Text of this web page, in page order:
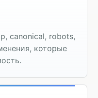
canonical, robots,
которые